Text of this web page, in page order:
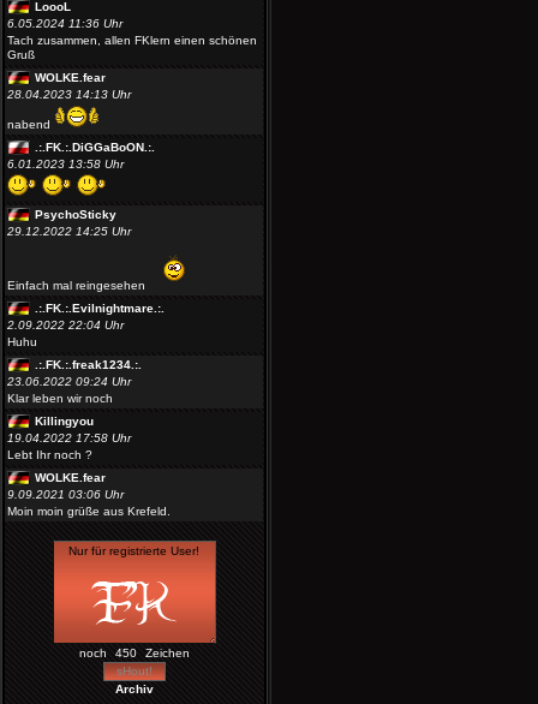
LoooL
6.05.2024 11:36 Uhr
Tach zusammen, allen FKlern einen schönen
Gruß
WOLKE.fear
28.04.2023 14:13 Uhr
nabend
.:.FK.:.DiGGaBoON.:.
6.01.2023 13:58 Uhr
PsychoSticky
29.12.2022 14:25 Uhr
Einfach mal reingesehen
.:.FK.:.Evilnightmare.:.
2.09.2022 22:04 Uhr
Huhu
.:.FK.:.freak1234.:.
23.06.2022 09:24 Uhr
Klar leben wir noch
Killingyou
19.04.2022 17:58 Uhr
Lebt Ihr noch ?
WOLKE.fear
9.09.2021 03:06 Uhr
Moin moin grüße aus Krefeld.
noch Zeichen
Archiv